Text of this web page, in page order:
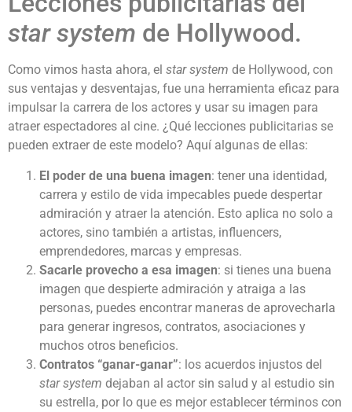
star system de Hollywood.
Como vimos hasta ahora, el star system de Hollywood, con
sus ventajas y desventajas, fue una herramienta eficaz para
impulsar la carrera de los actores y usar su imagen para
atraer espectadores al cine. ¿Qué lecciones publicitarias se
pueden extraer de este modelo? Aquí algunas de ellas:
El poder de una buena imagen: tener una identidad,
carrera y estilo de vida impecables puede despertar
admiración y atraer la atención. Esto aplica no solo a
actores, sino también a artistas, influencers,
emprendedores, marcas y empresas.
Sacarle provecho a esa imagen: si tienes una buena
imagen que despierte admiración y atraiga a las
personas, puedes encontrar maneras de aprovecharla
para generar ingresos, contratos, asociaciones y
muchos otros beneficios.
Contratos “ganar-ganar”: los acuerdos injustos del
star system dejaban al actor sin salud y al estudio sin
su estrella, por lo que es mejor establecer términos con